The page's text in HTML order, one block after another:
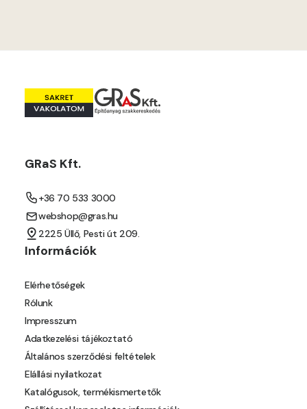
Mango C
Pheasant-brown B
GRaS Kft.
+36 70 533 3000
webshop@gras.hu
2225 Üllő, Pesti út 209.
Információk
Elérhetőségek
Rólunk
Impresszum
Adatkezelési tájékoztató
Általános szerződési feltételek
Elállási nyilatkozat
Katalógusok, termékismertetők